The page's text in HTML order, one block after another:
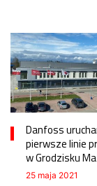
Danfoss
pierwsze linie
w Grodzisku
25 maja 2021